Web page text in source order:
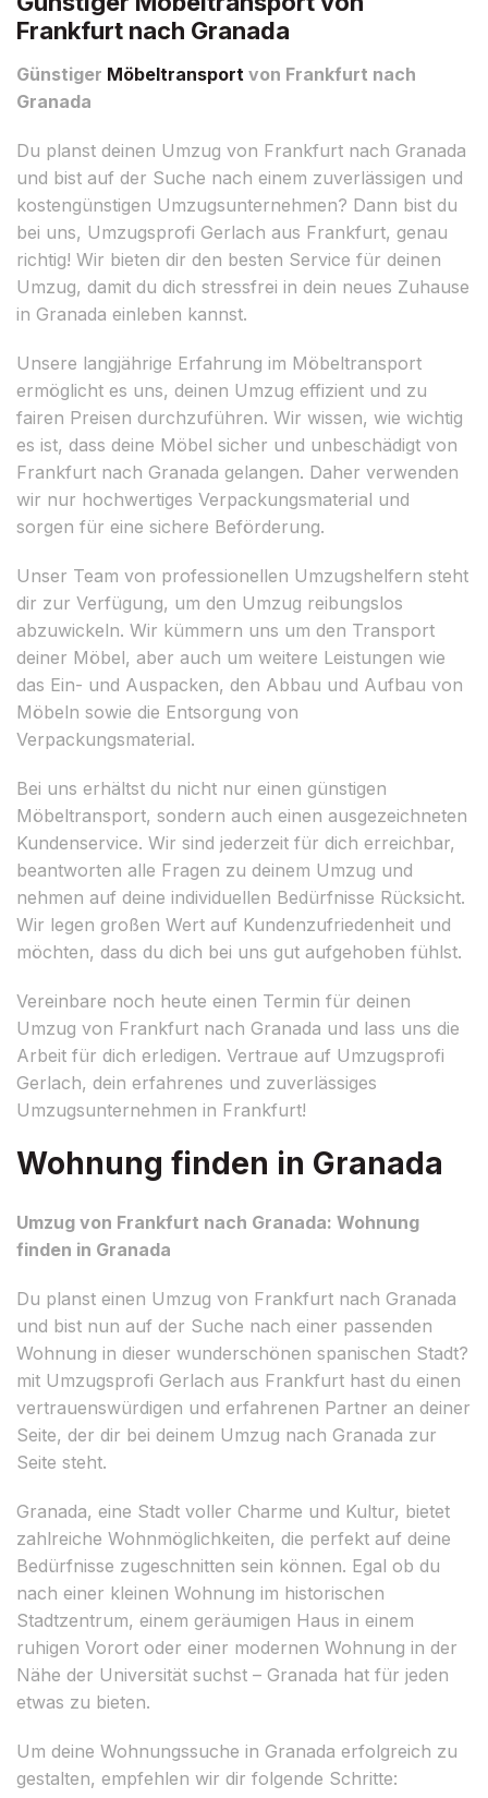
Frankfurt nach Granada
Günstiger Möbeltransport von Frankfurt nach
Granada
Du planst deinen Umzug von Frankfurt nach Granada
und bist auf der Suche nach einem zuverlässigen und
kostengünstigen Umzugsunternehmen? Dann bist du
bei uns, Umzugsprofi Gerlach aus Frankfurt, genau
richtig! Wir bieten dir den besten Service für deinen
Umzug, damit du dich stressfrei in dein neues Zuhause
in Granada einleben kannst.
Unsere langjährige Erfahrung im Möbeltransport
ermöglicht es uns, deinen Umzug effizient und zu
fairen Preisen durchzuführen. Wir wissen, wie wichtig
es ist, dass deine Möbel sicher und unbeschädigt von
Frankfurt nach Granada gelangen. Daher verwenden
wir nur hochwertiges Verpackungsmaterial und
sorgen für eine sichere Beförderung.
Unser Team von professionellen Umzugshelfern steht
dir zur Verfügung, um den Umzug reibungslos
abzuwickeln. Wir kümmern uns um den Transport
deiner Möbel, aber auch um weitere Leistungen wie
das Ein- und Auspacken, den Abbau und Aufbau von
Möbeln sowie die Entsorgung von
Verpackungsmaterial.
Bei uns erhältst du nicht nur einen günstigen
Möbeltransport, sondern auch einen ausgezeichneten
Kundenservice. Wir sind jederzeit für dich erreichbar,
beantworten alle Fragen zu deinem Umzug und
nehmen auf deine individuellen Bedürfnisse Rücksicht.
Wir legen großen Wert auf Kundenzufriedenheit und
möchten, dass du dich bei uns gut aufgehoben fühlst.
Vereinbare noch heute einen Termin für deinen
Umzug von Frankfurt nach Granada und lass uns die
Arbeit für dich erledigen. Vertraue auf Umzugsprofi
Gerlach, dein erfahrenes und zuverlässiges
Umzugsunternehmen in Frankfurt!
Wohnung finden in Granada
Umzug von Frankfurt nach Granada: Wohnung
finden in Granada
Du planst einen Umzug von Frankfurt nach Granada
und bist nun auf der Suche nach einer passenden
Wohnung in dieser wunderschönen spanischen Stadt?
mit Umzugsprofi Gerlach aus Frankfurt hast du einen
vertrauenswürdigen und erfahrenen Partner an deiner
Seite, der dir bei deinem Umzug nach Granada zur
Seite steht.
Granada, eine Stadt voller Charme und Kultur, bietet
zahlreiche Wohnmöglichkeiten, die perfekt auf deine
Bedürfnisse zugeschnitten sein können. Egal ob du
nach einer kleinen Wohnung im historischen
Stadtzentrum, einem geräumigen Haus in einem
ruhigen Vorort oder einer modernen Wohnung in der
Nähe der Universität suchst – Granada hat für jeden
etwas zu bieten.
Um deine Wohnungssuche in Granada erfolgreich zu
gestalten, empfehlen wir dir folgende Schritte: